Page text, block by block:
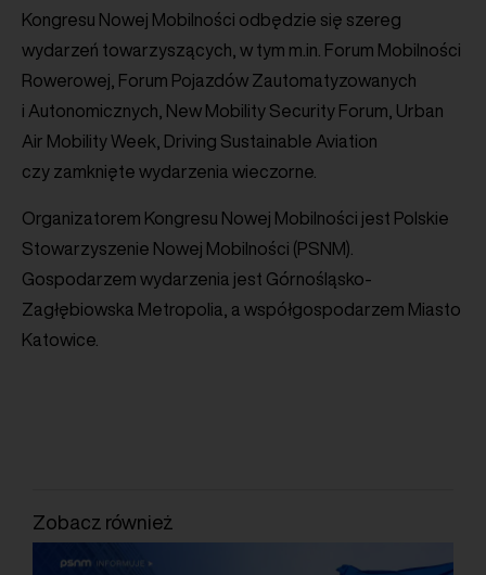
Kongresu Nowej Mobilności odbędzie się szereg
wydarzeń towarzyszących, w tym m.in. Forum Mobilności
Rowerowej, Forum Pojazdów Zautomatyzowanych
i Autonomicznych, New Mobility Security Forum, Urban
Air Mobility Week, Driving Sustainable Aviation
czy zamknięte wydarzenia wieczorne.
Organizatorem Kongresu Nowej Mobilności jest Polskie
Stowarzyszenie Nowej Mobilności (PSNM).
Gospodarzem wydarzenia jest Górnośląsko-
Zagłębiowska Metropolia, a współgospodarzem Miasto
Katowice.
Zobacz również